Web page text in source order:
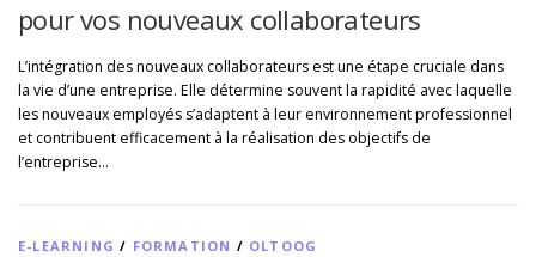
pour vos nouveaux collaborateurs
L’intégration des nouveaux collaborateurs est une étape cruciale dans
la vie d’une entreprise. Elle détermine souvent la rapidité avec laquelle
les nouveaux employés s’adaptent à leur environnement professionnel
et contribuent efficacement à la réalisation des objectifs de
l’entreprise…
E-LEARNING / FORMATION / OLTOOG